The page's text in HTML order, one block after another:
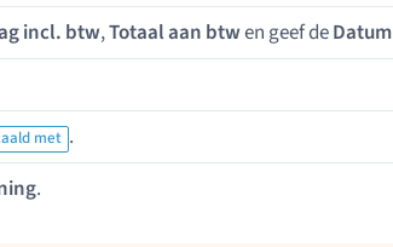
incl. btw,Totaal aan btwen geef deDatum
met .
.